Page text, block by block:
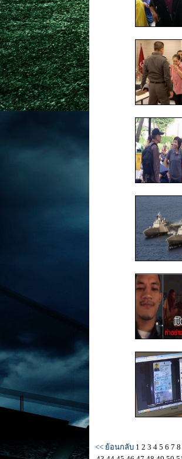
<< ย้อนกลับ 1 2 3 4 5 6 7 8